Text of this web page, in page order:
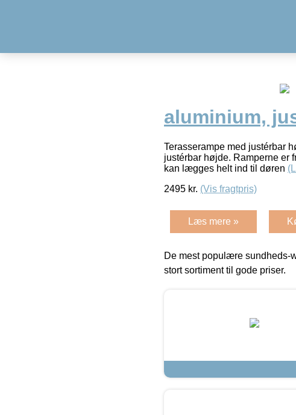
aluminium,
Terasserampe med justérbar
justérbar højde. Ramperne er
kan lægges helt ind til døren
2495 kr. (Vis fragtpris)
Læs mere »
De mest populære sundheds-
stort sortiment til gode priser.